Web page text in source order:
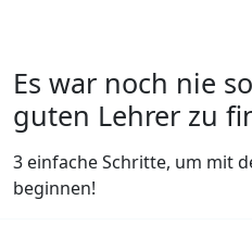
Es war noch nie
guten Lehrer zu
3 einfache Schritte, um mit
beginnen!